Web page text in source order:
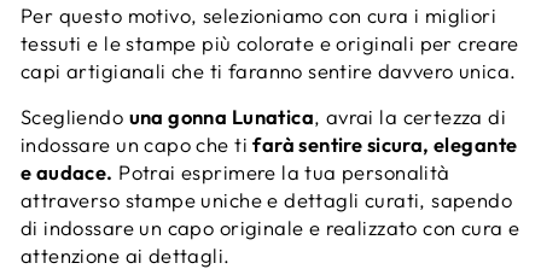
Per questo motivo, selezioniamo con cura i migliori
tessuti e le stampe più colorate e originali per creare
capi artigianali che ti faranno sentire davvero unica.
Scegliendo una gonna Lunatica, avrai la certezza di
indossare un capo che tifarà sentire sicura, elegante
e audace. Potrai esprimere la tua personalità
attraverso stampe uniche e dettagli curati, sapendo
di indossare un capo originale e realizzato con cura e
attenzione ai dettagli.